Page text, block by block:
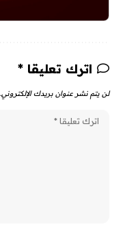
اترك تعليقا *
لن يتم نشر عنوان بريدك الإلكتروني.